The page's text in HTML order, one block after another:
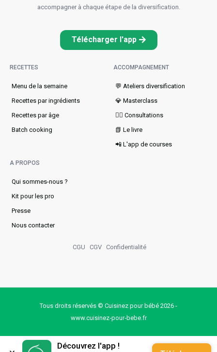
accompagner à chaque étape de la diversification.
Télécharger l'app
RECETTES
Menu de la semaine​
Recettes par ingrédients
Recettes par âge
Batch cooking
ACCOMPAGNEMENT
💬 Ateliers diversification
💎 Masterclass
👩‍⚕️ Consultations
📗 Le livre
📲 L'app de courses
A PROPOS
Qui sommes-nous ?
Kit pour les pro
Presse
Nous contacter
CGU CGV Confidentialité
Tous droits réservés © Cuisinez pour bébé 2026 -
www.cuisinez‑pour‑bebe.fr
Découvrez l'app !